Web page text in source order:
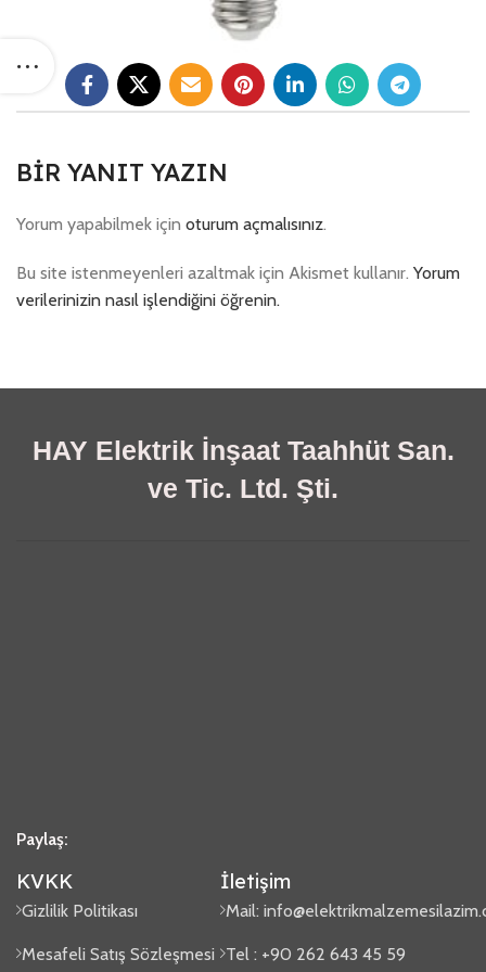
BIR YANIT YAZIN
Yorum yapabilmek için oturum açmalısınız.
Bu site istenmeyenleri azaltmak için Akismet kullanır. Yorum
verilerinizin nasıl işlendiğini öğrenin.
HAY Elektrik İnşaat Taahhüt San.
ve Tic. Ltd. Şti.
Paylaş:
KVKK
Gizlilik Politikası
Mesafeli Satış Sözleşmesi
İletişim
Mail:
Tel : +90 262 643 45 59